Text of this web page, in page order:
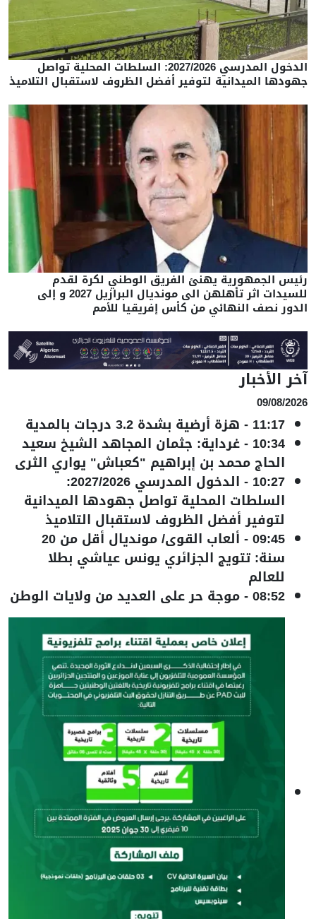
الدخول المدرسي 2027/2026: السلطات المحلية تواصل
جهودها الميدانية لتوفير أفضل الظروف لاستقبال التلاميذ
رئيس الجمهورية يهنئ الفريق الوطني لكرة لقدم
للسيدات اثر تأهلهن الى مونديال البرازيل 2027 و إلى
الدور نصف النهائي من كأس إفريقيا للأمم
آخر الأخبار
09/08/2026
11:17
- هزة أرضية بشدة 3.2 درجات بالمدية
10:34
-غرداية: جثمان المجاهد الشيخ سعيد
الحاج محمد بن إبراهيم "كعباش" يواري الثرى
10:27
- الدخول المدرسي 2027/2026:
السلطات المحلية تواصل جهودها الميدانية
لتوفير أفضل الظروف لاستقبال التلاميذ
09:45
- ألعاب القوى/ مونديال أقل من 20
سنة: تتويج الجزائري يونس عياشي بطلا
للعالم
08:52
-موجة حر على العديد من ولايات الوطن